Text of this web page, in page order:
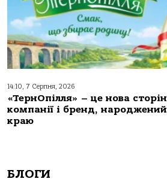
14:10, 7 Серпня, 2026
«ТернОпілля» – це нова
компанії і бренд, народжений
краю
БЛОГИ